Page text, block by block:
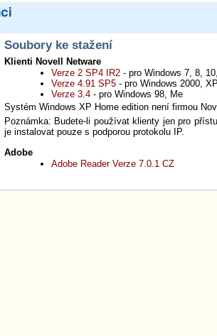
Soubory ke stažení
Klienti Novell Netware
Verze 2 SP4 IR2 - pro Windows 7, 8,
Verze 4.91 SP5 - pro Windows 2000,
Verze 3.4 - pro Windows 98, Me
Systém Windows XP Home edition není firmou
Poznámka: Budete-li používat klienty jen pro
je instalovat pouze s podporou protokolu IP.
Adobe
Adobe Reader Verze 7.0.1 CZ